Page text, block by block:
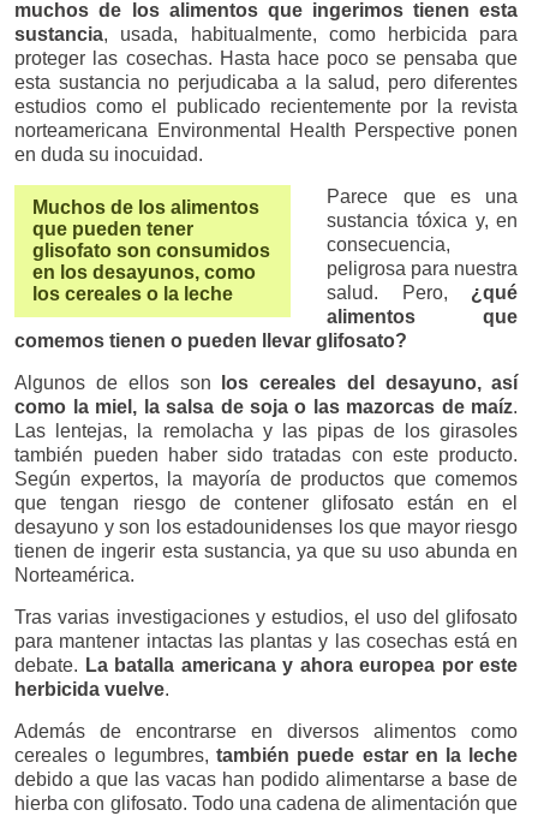
muchos de los alimentos que ingerimos tienen esta
sustancia, usada, habitualmente, como herbicida para
proteger las cosechas. Hasta hace poco se pensaba que
esta sustancia no perjudicaba a la salud, pero diferentes
estudios como el publicado recientemente por la revista
norteamericana Environmental Health Perspective ponen
en duda su inocuidad.
Muchos de los alimentos
que pueden tener
glisofato son consumidos
en los desayunos, como
los cereales o la leche
Parece que es una
sustancia tóxica y, en
consecuencia,
peligrosa para nuestra
salud. Pero, ¿qué
alimentos que
comemos tienen o pueden llevar glifosato?
Algunos de ellos son
los cereales del desayuno, así
como la miel, la salsa de soja o las mazorcas de maíz.
Las lentejas, la remolacha y las pipas de los girasoles
también pueden haber sido tratadas con este producto.
Según expertos, la mayoría de productos que comemos
que tengan riesgo de contener glifosato están en el
desayuno y son los estadounidenses los que mayor riesgo
tienen de ingerir esta sustancia, ya que su uso abunda en
Norteamérica.
Tras varias investigaciones y estudios, el uso del glifosato
para mantener intactas las plantas y las cosechas está en
debate. La batalla americana y ahora europea por este
herbicida vuelve.
Además de encontrarse en diversos alimentos como
cereales o legumbres,también puede estar en la leche
debido a que las vacas han podido alimentarse a base de
hierba con glifosato. Todo una cadena de alimentación que